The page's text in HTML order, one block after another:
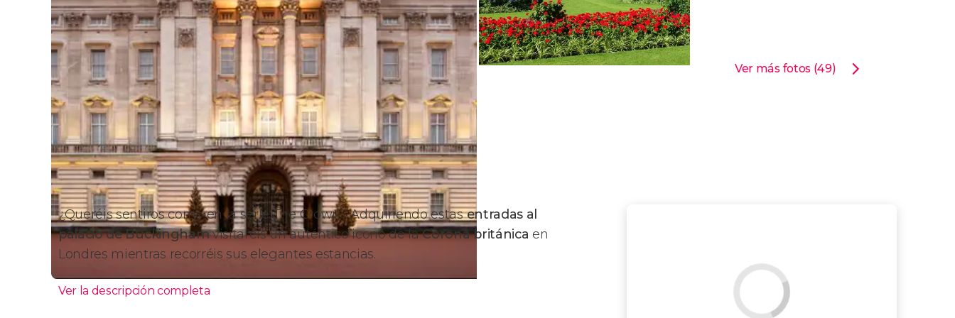
Ver más fotos (49)
¿Queréis sentiros como en la serieThe Crown? Adquiriendo estasentradas al
palacio de Buckinghamvisitaréis un auténtico icono de laCorona británica en
Londres mientras recorréis sus elegantes estancias.
Ver la descripción completa